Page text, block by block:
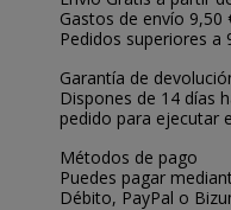
Gastos de envío 9,50
Pedidos superiores a
Garantía de
Dispones de 14 días
pedido para ejecutar
Métodos de pago
Puedes pagar
Débito, PayPal o